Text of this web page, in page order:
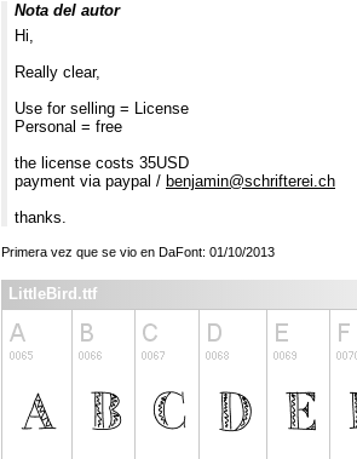
Nota del autor
Hi,
Really clear,
Use for selling = License
Personal = free
the license costs 35USD
payment via paypal / benjamin@schrifterei.ch
thanks.
Primera vez que se vio en DaFont: 01/10/2013
LittleBird.ttf